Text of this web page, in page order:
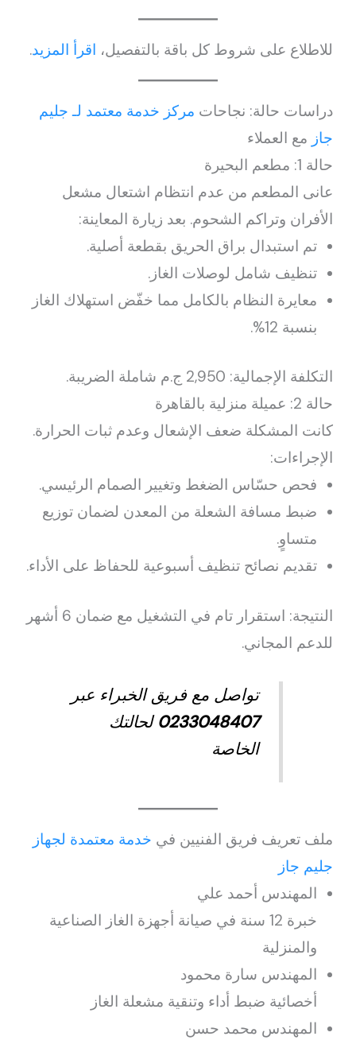
للاطلاع على شروط كل باقة بالتفصيل، اقرأ المزيد.
دراسات حالة: نجاحات مركز خدمة معتمد لـ جليم
جاز مع العملاء
حالة 1: مطعم البحيرة
عانى المطعم من عدم انتظام اشتعال مشعل
الأفران وتراكم الشحوم. بعد زيارة المعاينة:
تم استبدال براق الحريق بقطعة أصلية.
تنظيف شامل لوصلات الغاز.
معايرة النظام بالكامل مما خفّض استهلاك الغاز
بنسبة 12%.
التكلفة الإجمالية: 2,950 ج.م شاملة الضريبة.
حالة 2: عميلة منزلية بالقاهرة
كانت المشكلة ضعف الإشعال وعدم ثبات الحرارة.
الإجراءات:
فحص حسّاس الضغط وتغيير الصمام الرئيسي.
ضبط مسافة الشعلة من المعدن لضمان توزيع
متساوٍ.
تقديم نصائح تنظيف أسبوعية للحفاظ على الأداء.
النتيجة: استقرار تام في التشغيل مع ضمان 6 أشهر
للدعم المجاني.
تواصل مع فريق الخبراء عبر
0233048407لحالتك
الخاصة
ملف تعريف فريق الفنيين في خدمة معتمدة لجهاز
جليم جاز
المهندس أحمد علي
خبرة 12 سنة في صيانة أجهزة الغاز الصناعية
والمنزلية
المهندس سارة محمود
أخصائية ضبط أداء وتنقية مشعلة الغاز
المهندس محمد حسن